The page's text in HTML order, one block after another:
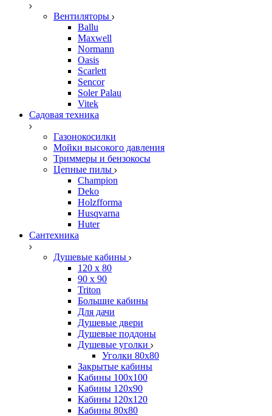
Вентиляторы
Ballu
Maxwell
Normann
Oasis
Scarlett
Sencor
Soler Palau
Vitek
Садовая техника
Газонокосилки
Мойки высокого давления
Триммеры и бензокосы
Цепные пилы
Champion
Deko
Holzfforma
Husqvarna
Huter
Сантехника
Душевые кабины
120 x 80
90 х 90
Triton
Большие кабины
Для дачи
Душевые двери
Душевые поддоны
Душевые уголки
Уголки 80х80
Закрытые кабины
Кабины 100x100
Кабины 120x90
Кабины 120х120
Кабины 80х80